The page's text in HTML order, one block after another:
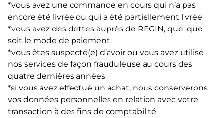
*vous avez une commande en cours qui n’a pas
encore été livrée ou qui a été partiellement livrée
*vous avez des dettes auprès de REGIN, quel que
soit le mode de paiement
*vous êtes suspecté(e) d’avoir ou vous avez utilisé
nos services de façon frauduleuse au cours des
quatre dernières années
*si vous avez effectué un achat, nous conserverons
vos données personnelles en relation avec votre
transaction à des fins de comptabilité